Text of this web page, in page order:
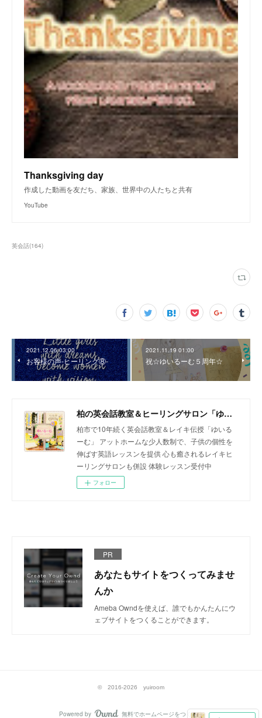
Thanksgiving day
作成した動画を友だち、家族、世界中の人たちと共有
YouTube
英会話(164)
2021.12.06 03:00
お客様の声-ヒーリング⑧-
2021.11.19 01:00
祝☆ゆいるーむ５周年☆
柏の英会話教室＆ヒーリングサロン「ゆいるーむ」
柏市で10年続く英会話教室＆レイキ伝授「ゆいる
ーむ」 アットホームな少人数制で、子供の個性を
伸ばす英語レッスンを提供 心も癒されるレイキヒ
ーリングサロンも併設 体験レッスン受付中
フォロー
PR
あなたもサイトをつくってみませ
んか
Ameba Owndを使えば、誰でもかんたんにウ
ェブサイトをつくることができます。
© 2016-2026 yuiroom
Powered by 無料でホームページをつくろう